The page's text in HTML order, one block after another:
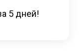
5 дней!